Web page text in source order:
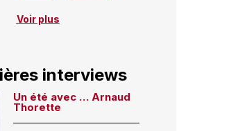
Voir plus
interviews
Un été avec … Arnaud
Thorette